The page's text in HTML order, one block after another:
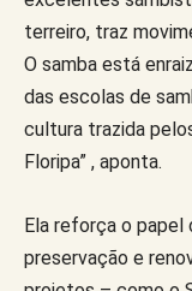
terreiro, traz
O samba está
das escolas de
cultura trazida
Floripa” , aponta.
Ela reforça o papel
preservação e